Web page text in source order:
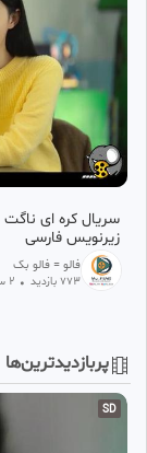
زیرنویس فارسی
فالو = فالو بک
773 بازدید • 2 سال پیش
پربازدیدترین‌ها
SD